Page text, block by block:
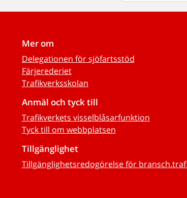
Mer om
Delegationen för sjöfartsstöd
Färjerederiet
Trafikverksskolan
Anmäl och tyck till
Trafikverkets visselblåsarfunktion
Tyck till om webbplatsen
Tillgänglighet
Tillgänglighetsredogörelse för